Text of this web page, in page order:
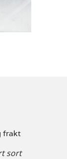
frakt
sort